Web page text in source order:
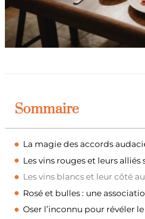
Sommaire
La magie des accords
Les vins rouges et leurs alliés
Les vins blancs et leur côté
Rosé et bulles : une
Oser l’inconnu pour révéler